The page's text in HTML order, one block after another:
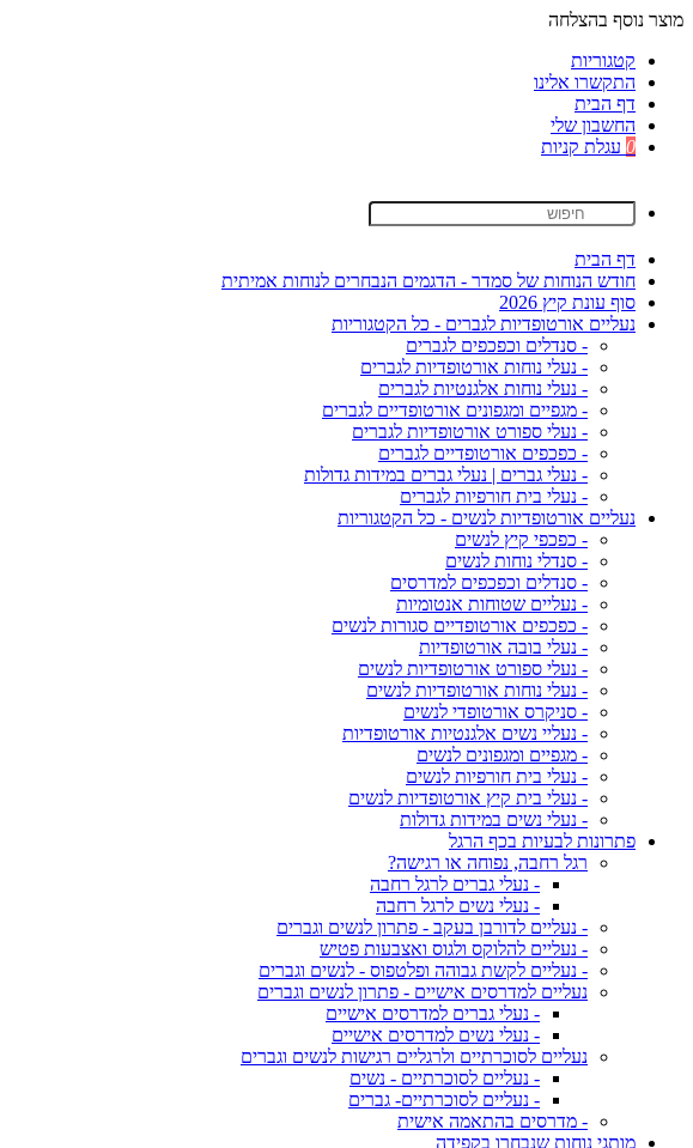
מוצר נוסף בהצלחה
קטגוריות
התקשרו אלינו
דף הבית
החשבון שלי
0 עגלת קניות
דף הבית
חודש הנוחות של סמדר - הדגמים הנבחרים לנוחות אמיתית
סוף עונת קיץ 2026
נעליים אורטופדיות לגברים - כל הקטגוריות
- סנדלים וכפכפים לגברים
- נעלי נוחות אורטופדיות לגברים
- נעלי נוחות אלגנטיות לגברים
- מגפיים ומגפונים אורטופדיים לגברים
- נעלי ספורט אורטופדיות לגברים
- כפכפים אורטופדיים לגברים
- נעלי גברים | נעלי גברים במידות גדולות
- נעלי בית חורפיות לגברים
נעליים אורטופדיות לנשים - כל הקטגוריות
- כפכפי קיץ לנשים
- סנדלי נוחות לנשים
- סנדלים וכפכפים למדרסים
- נעליים שטוחות אנטומיות
- כפכפים אורטופדיים סגורות לנשים
- נעלי בובה אורטופדיות
- נעלי ספורט אורטופדיות לנשים
- נעלי נוחות אורטופדיות לנשים
- סניקרס אורטופדי לנשים
- נעליי נשים אלגנטיות אורטופדיות
- מגפיים ומגפונים לנשים
- נעלי בית חורפיות לנשים
- נעלי בית קיץ אורטופדיות לנשים
- נעלי נשים במידות גדולות
פתרונות לבעיות בכף הרגל
רגל רחבה, נפוחה או רגישה?
- נעלי גברים לרגל רחבה
- נעלי נשים לרגל רחבה
- נעליים לדורבן בעקב - פתרון לנשים וגברים
- נעליים להלוקס ולגוס ואצבעות פטיש
- נעליים לקשת גבוהה ופלטפוס - לנשים וגברים
נעליים למדרסים אישיים - פתרון לנשים וגברים
- נעלי גברים למדרסים אישיים
- נעלי נשים למדרסים אישיים
נעליים לסוכרתיים ולרגליים רגישות לנשים וגברים
- נעליים לסוכרתיים - נשים
- נעליים לסוכרתיים- גברים
- מדרסים בהתאמה אישית
מותגי נוחות שנבחרו בקפידה